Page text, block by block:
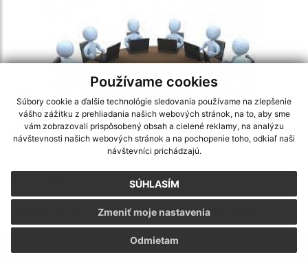
Používame cookies
Súbory cookie a ďalšie technológie sledovania používame na zlepšenie
vášho zážitku z prehliadania našich webových stránok, na to, aby sme
vám zobrazovali prispôsobený obsah a cielené reklamy, na analýzu
návštevnosti našich webových stránok a na pochopenie toho, odkiaľ naši
návštevníci prichádzajú.
SÚHLASÍM
Odmietam
Zmeniť moje nastavenia
Program zasadnutia Obecného zastupiteľstva